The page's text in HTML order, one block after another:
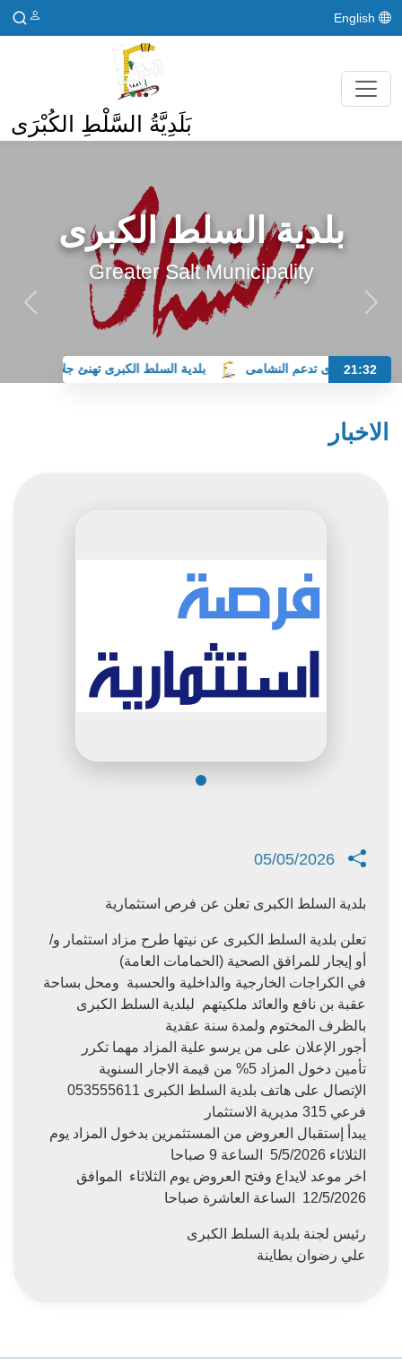
بَلَدِيَّةُ السَّلْطِ الكُبْرَى
بلدية السلط الكبرى
Greater Salt Municipality
21:32
الكبرى تدعم النشامى بلدية السلط الكبرى تهنئ جلالة الملك
الاخبار
05/05/2026
بلدية السلط الكبرى تعلن عن فرص استثمارية
تعلن بلدية السلط الكبرى عن نيتها طرح مزاد استثمار و/
أو إيجار للمرافق الصحية (الحمامات العامة)
في الكراجات الخارجية والداخلية والحسبة ومحل بساحة
عقبة بن نافع والعائد ملكيتهم لبلدية السلط الكبرى
بالظرف المختوم ولمدة سنة عقدية
أجور الإعلان على من يرسو علية المزاد مهما تكرر
تأمين دخول المزاد 5% من قيمة الاجار السنوية
الإتصال على هاتف بلدية السلط الكبرى 053555611
فرعي 315 مديرية الاستثمار
يبدأ إستقبال العروض من المستثمرين بدخول المزاد يوم
الثلاثاء 5/5/2026 الساعة 9 صباحا
اخر موعد لايداع وفتح العروض يوم الثلاثاء الموافق
12/5/2026 الساعة العاشرة صباحا
رئيس لجنة بلدية السلط الكبرى
علي رضوان بطاينة